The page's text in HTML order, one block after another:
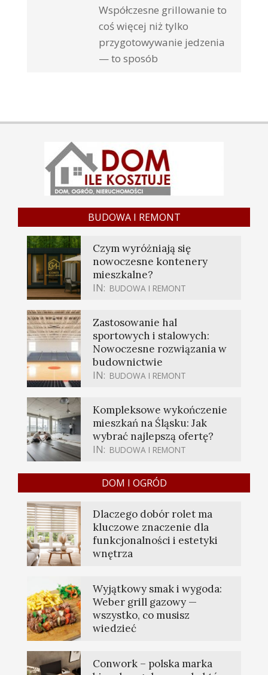
Współczesne grillowanie to
coś więcej niż tylko
przygotowywanie jedzenia
— to sposób
BUDOWA I REMONT
Czym wyróżniają się
nowoczesne kontenery
mieszkalne?
IN: BUDOWA I REMONT
Zastosowanie hal
sportowych i stalowych:
Nowoczesne rozwiązania w
budownictwie
IN: BUDOWA I REMONT
Kompleksowe wykończenie
mieszkań na Śląsku: Jak
wybrać najlepszą ofertę?
IN: BUDOWA I REMONT
DOM I OGRÓD
Dlaczego dobór rolet ma
kluczowe znaczenie dla
funkcjonalności i estetyki
wnętrza
Wyjątkowy smak i wygoda:
Weber grill gazowy —
wszystko, co musisz
wiedzieć
Conwork – polska marka